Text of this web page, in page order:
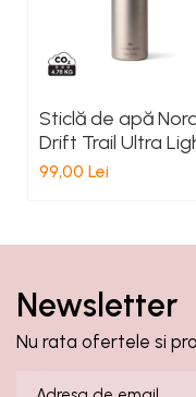
Sticlă de apă
Drift Trail Ultra
din titan, 600 ml
99,00 Lei
Newsletter
Nu rata ofertele si